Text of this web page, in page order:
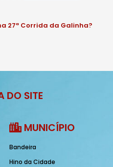
27ª Corrida da Galinha?
DO SITE
MUNICÍPIO
Bandeira
Hino da Cidade